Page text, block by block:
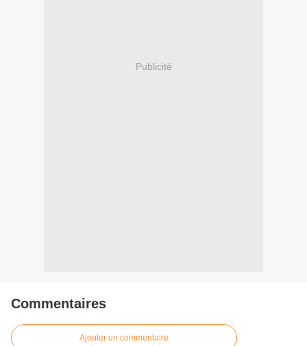
Publicité
Commentaires
Ajouter un commentaire